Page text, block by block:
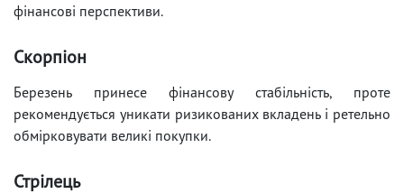
фінансові перспективи.
Скорпіон
Березень принесе фінансову стабільність, проте
рекомендується уникати ризикованих вкладень і ретельно
обмірковувати великі покупки.
Стрілець